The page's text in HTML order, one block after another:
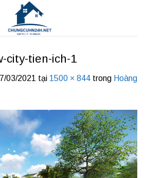
city-tien-ich-1
03/2021 tại 1500 × 844 trong Hoàng